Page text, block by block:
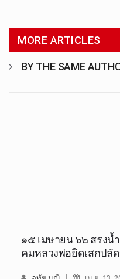
MORE ARTICLES
BY THE SAME
๑๕ เมษายน ๖๒ สรงน้
คมหลวงพ่อยิดเสกปลั